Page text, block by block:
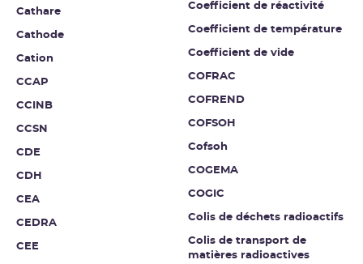
Cathare
Cathode
Cation
CCAP
CCINB
CCSN
CDE
CDH
CEA
CEDRA
CEE
Coefficient de réactivité
Coefficient de température
Coefficient de vide
COFRAC
COFREND
COFSOH
Cofsoh
COGEMA
COGIC
Colis de déchets radioactifs
Colis de transport de
matières radioactives